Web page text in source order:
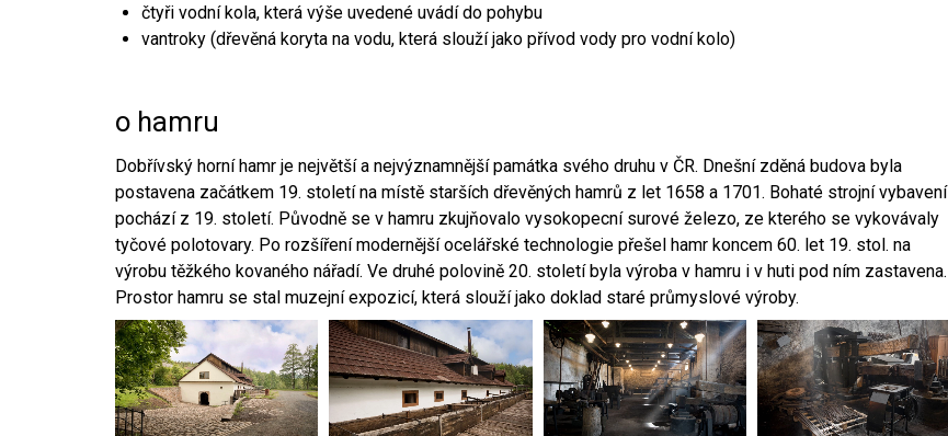
čtyři vodní kola, která výše uvedené uvádí do pohybu
vantroky (dřevěná koryta na vodu, která slouží jako přívod vody pro vodní kolo)
o hamru
Dobřívský horní hamr je největší a nejvýznamnější památka svého druhu v ČR. Dnešní zděná budova byla
postavena začátkem 19. století na místě starších dřevěných hamrů z let 1658 a 1701. Bohaté strojní vybavení
pochází z 19. století. Původně se v hamru zkujňovalo vysokopecní surové železo, ze kterého se vykovávaly
tyčové polotovary. Po rozšíření modernější ocelářské technologie přešel hamr koncem 60. let 19. stol. na
výrobu těžkého kovaného nářadí. Ve druhé polovině 20. století byla výroba v hamru i v huti pod ním zastavena.
Prostor hamru se stal muzejní expozicí, která slouží jako doklad staré průmyslové výroby.